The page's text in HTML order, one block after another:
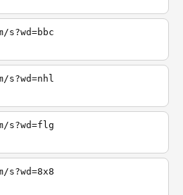
s?wd=nhl
s?wd=flg